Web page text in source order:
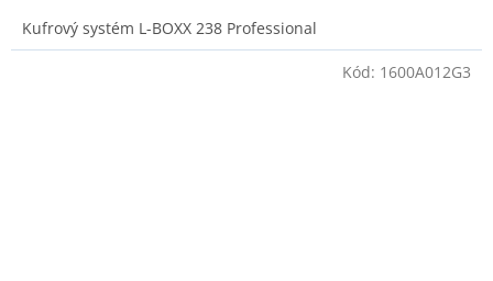
Kufrový systém L-BOXX 238 Professional
Kód: 1600A012G3